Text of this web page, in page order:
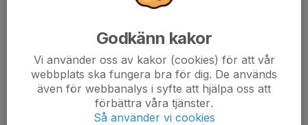
Godkänn kakor
Vi använder oss av kakor (cookies) för att vår
webbplats ska fungera bra för dig. De används
även för webbanalys i syfte att hjälpa oss att
förbättra våra tjänster.
Så använder vi cookies